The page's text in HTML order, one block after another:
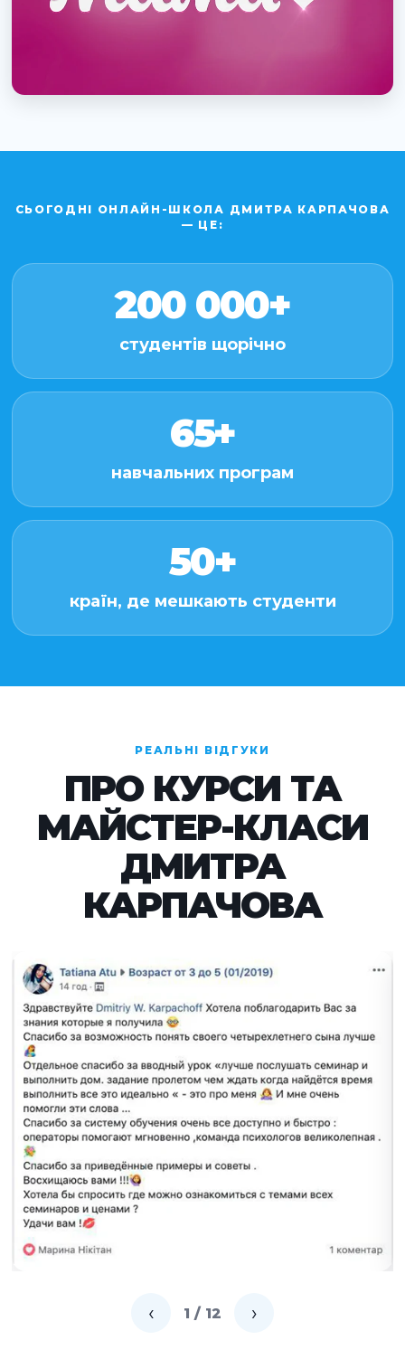
СЬОГОДНІ ОНЛАЙН-ШКОЛА ДМИТРА КАРПАЧОВА
— ЦЕ:
200 000+
студентів щорічно
65+
навчальних програм
50+
країн, де мешкають студенти
РЕАЛЬНІ ВІДГУКИ
ПРО КУРСИ ТА
МАЙСТЕР-КЛАСИ
ДМИТРА
КАРПАЧОВА
‹ 1 / 12 ›